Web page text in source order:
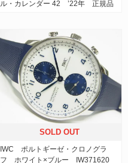
ル・カレンダー 42 ’22年 正規品
SOLD OUT
IWC ポルトギーゼ・クロノグラ
フ ホワイト×ブルー IW371620